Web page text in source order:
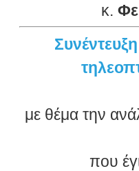
κ.
με θέμα την
που